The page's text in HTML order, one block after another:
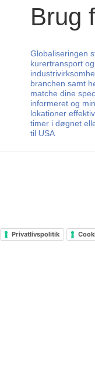
Brug
Globaliseringen
kurertransport
branchen samt
matche dine
informeret og
lokationer
timer i døgnet
til USA
Privatlivspolitik